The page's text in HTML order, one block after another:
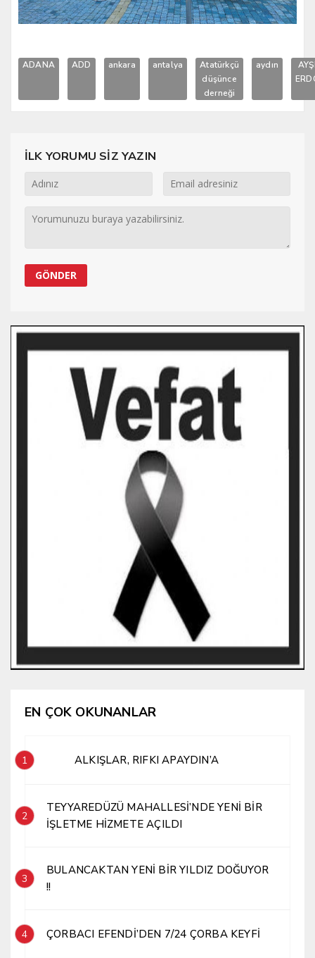
ADANA ADD ankara antalya
Atatürkçü
düşünce
derneği
aydın
İLK YORUMU SİZ YAZIN
EN ÇOK OKUNANLAR
1 ALKIŞLAR, RIFKI APAYDIN’A
2
TEYYAREDÜZÜ MAHALLESİ’NDE YENİ BİR
İŞLETME HİZMETE AÇILDI
3
BULANCAKTAN YENİ BİR YILDIZ DOĞUYOR
!!
4 ÇORBACI EFENDİ’DEN 7/24 ÇORBA KEYFİ